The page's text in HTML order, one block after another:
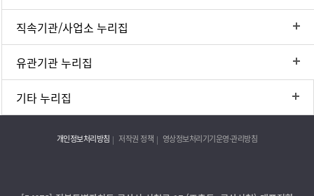
직속기관/사업소 누리집
유관기관 누리집
기타 누리집
개인정보처리방침 저작권 정책 영상정보처리기기운영·관리방침